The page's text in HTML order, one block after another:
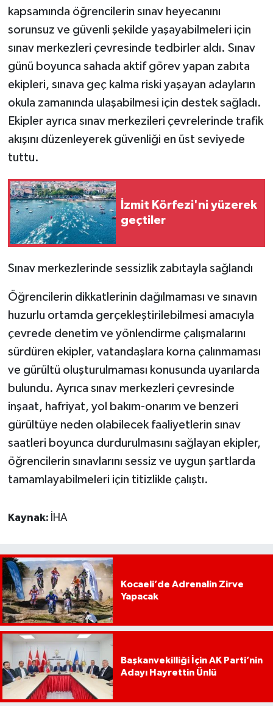
kapsamında öğrencilerin sınav heyecanını
sorunsuz ve güvenli şekilde yaşayabilmeleri için
sınav merkezleri çevresinde tedbirler aldı. Sınav
günü boyunca sahada aktif görev yapan zabıta
ekipleri, sınava geç kalma riski yaşayan adayların
okula zamanında ulaşabilmesi için destek sağladı.
Ekipler ayrıca sınav merkezileri çevrelerinde trafik
akışını düzenleyerek güvenliği en üst seviyede
tuttu.
İzmit Körfezi'ni yüzerek
geçtiler
Sınav merkezlerinde sessizlik zabıtayla sağlandı
Öğrencilerin dikkatlerinin dağılmaması ve sınavın
huzurlu ortamda gerçekleştirilebilmesi amacıyla
çevrede denetim ve yönlendirme çalışmalarını
sürdüren ekipler, vatandaşlara korna çalınmaması
ve gürültü oluşturulmaması konusunda uyarılarda
bulundu. Ayrıca sınav merkezleri çevresinde
inşaat, hafriyat, yol bakım-onarım ve benzeri
gürültüye neden olabilecek faaliyetlerin sınav
saatleri boyunca durdurulmasını sağlayan ekipler,
öğrencilerin sınavlarını sessiz ve uygun şartlarda
tamamlayabilmeleri için titizlikle çalıştı.
Kaynak: İHA
Kocaeli’de Adrenalin Zirve
Yapacak
Başkanvekilliği İçin AK Parti’nin
Adayı Hayrettin Ünlü